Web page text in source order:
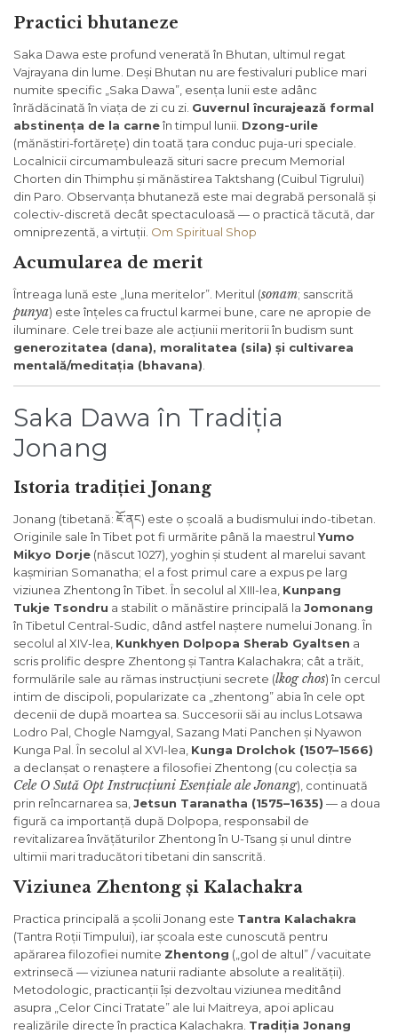
Practici bhutaneze
Saka Dawa este profund venerată în Bhutan, ultimul regat
Vajrayana din lume. Deși Bhutan nu are festivaluri publice mari
numite specific „Saka Dawa”, esența lunii este adânc
înrădăcinată în viața de zi cu zi. Guvernul încurajează formal
abstinența de la carneîn timpul lunii. Dzong-urile
(mănăstiri-fortărețe) din toată țara conduc puja-uri speciale.
Localnicii circumambulează situri sacre precum Memorial
Chorten din Thimphu și mănăstirea Taktshang (Cuibul Tigrului)
din Paro. Observanța bhutaneză este mai degrabă personală și
colectiv-discretă decât spectaculoasă — o practică tăcută, dar
omniprezentă, a virtuții. Om Spiritual Shop
Acumularea de merit
Întreaga lună este „luna meritelor”. Meritul (sonam; sanscrită
punya) este înțeles ca fructul karmei bune, care ne apropie de
iluminare. Cele trei baze ale acțiunii meritorii în budism sunt
generozitatea (dana), moralitatea (sila) și cultivarea
mentală/meditația (bhavana)
Saka Dawa în Tradiția
Jonang
Istoria tradiției Jonang
Jonang (tibetană: ཇོ་ནང) este o școală a budismului indo-tibetan.
Originile sale în Tibet pot fi urmărite până la maestrulYumo
Mikyo Dorje (născut 1027), yoghin și student al marelui savant
kașmirian Somanatha; el a fost primul care a expus pe larg
viziunea Zhentong în Tibet. În secolul al XIII-lea, Kunpang
Tukje Tsondru a stabilit o mănăstire principală la Jomonang
în Tibetul Central-Sudic, dând astfel naștere numelui Jonang. În
secolul al XIV-lea, Kunkhyen Dolpopa Sherab Gyaltsen a
scris prolific despre Zhentong și Tantra Kalachakra; cât a trăit,
formulările sale au rămas instrucțiuni secrete (lkog chos) în cercul
intim de discipoli, popularizate ca „zhentong” abia în cele opt
decenii de după moartea sa. Succesorii săi au inclus Lotsawa
Lodro Pal, Chogle Namgyal, Sazang Mati Panchen și Nyawon
Kunga Pal. În secolul al XVI-lea, Kunga Drolchok (1507–1566)
a declanșat o renaștere a filosofiei Zhentong (cu colecția sa
Cele O Sută Opt Instrucțiuni Esențiale ale Jonang), continuată
prin reîncarnarea sa,Jetsun Taranatha (1575–1635) — a doua
figură ca importanță după Dolpopa, responsabil de
revitalizarea învățăturilor Zhentong în U-Tsang și unul dintre
ultimii mari traducători tibetani din sanscrită.
Viziunea Zhentong și Kalachakra
Practica principală a școlii Jonang este Tantra Kalachakra
(Tantra Roții Timpului), iar școala este cunoscută pentru
apărarea filozofiei numite Zhentong („gol de altul” / vacuitate
extrinsecă — viziunea naturii radiante absolute a realității).
Metodologic, practicanții își dezvoltau viziunea meditând
asupra „Celor Cinci Tratate” ale lui Maitreya, apoi aplicau
realizările directe în practica Kalachakra. Tradiția Jonang